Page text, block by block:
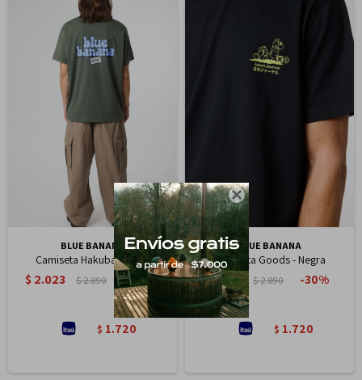

BLUE BANANA
Camiseta Hakuba - Kakhi
$2.023 $2.890 30
$ 1.720
BLUE BANANA
Camiseta Goods - Negra
$2.023 $2.890 30
$ 1.720